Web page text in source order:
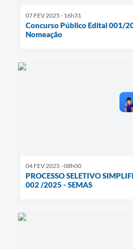
07 FEV 2025 - 16h31
Concurso Público Edital 001/
Nomeação
04 FEV 2025 - 08h00
PROCESSO SELETIVO
002 /2025 - SEMAS